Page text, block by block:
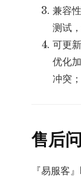
兼容
测试
可更
优化
冲突；
售后
『易服客